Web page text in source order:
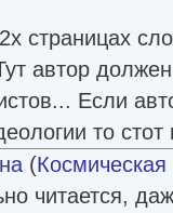
страницах
автор
Если
то
(
читается,